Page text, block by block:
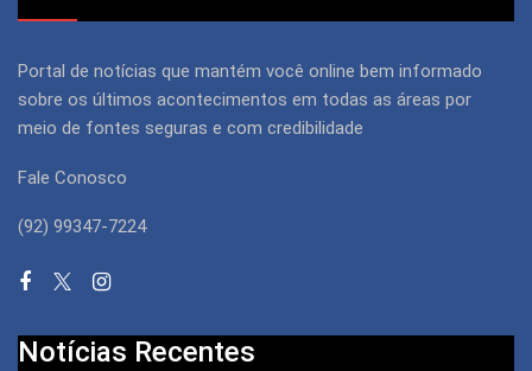
Portal de notícias que mantém você online bem informado
sobre os últimos acontecimentos em todas as áreas por
meio de fontes seguras e com credibilidade
Fale Conosco
(92) 99347-7224
Notícias Recentes